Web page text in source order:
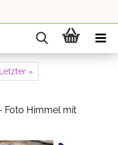
Letzter »
Foto Himmel mit